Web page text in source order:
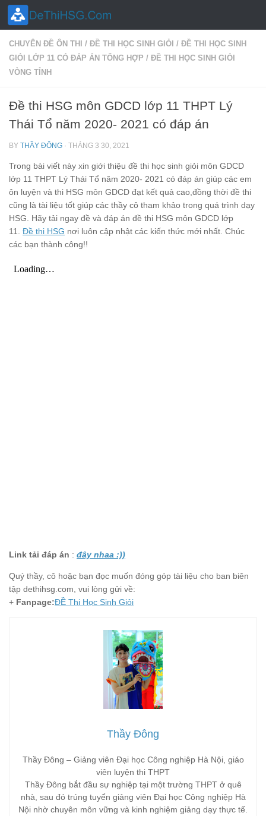
Skip to content
CHUYÊN ĐỀ ÔN THI / ĐỀ THI HỌC SINH GIỎI / ĐỀ THI HỌC SINH
GIỎI LỚP 11 CÓ ĐÁP ÁN TỔNG HỢP / ĐỀ THI HỌC SINH GIỎI
VÒNG TỈNH
Đề thi HSG môn GDCD lớp 11 THPT Lý
Thái Tổ năm 2020- 2021 có đáp án
BY THẦY ĐÔNG · THÁNG 3 30, 2021
Trong bài viết này xin giới thiệu đề thi học sinh giỏi môn GDCD
lớp 11 THPT Lý Thái Tổ năm 2020- 2021 có đáp án giúp các em
ôn luyện và thi HSG môn GDCD đạt kết quả cao,đồng thời đề thi
cũng là tài liệu tốt giúp các thầy cô tham khảo trong quá trình dạy
HSG. Hãy tải ngay đề và đáp án đề thi HSG môn GDCD lớp
11. Đề thi HSG nơi luôn cập nhật các kiến thức mới nhất. Chúc
các bạn thành công!!
Link tải đáp án : đây nhaa :))
Quý thầy, cô hoặc bạn đọc muốn đóng góp tài liệu cho ban biên
tập dethihsg.com, vui lòng gửi về:
+ Fanpage:ĐỀ Thi Học Sinh Giỏi
Thầy Đông
Thầy Đông – Giảng viên Đại học Công nghiệp Hà Nội, giáo
viên luyện thi THPT
Thầy Đông bắt đầu sự nghiệp tại một trường THPT ở quê
nhà, sau đó trúng tuyển giảng viên Đại học Công nghiệp Hà
Nội nhờ chuyên môn vững và kinh nghiệm giảng dạy thực tế.